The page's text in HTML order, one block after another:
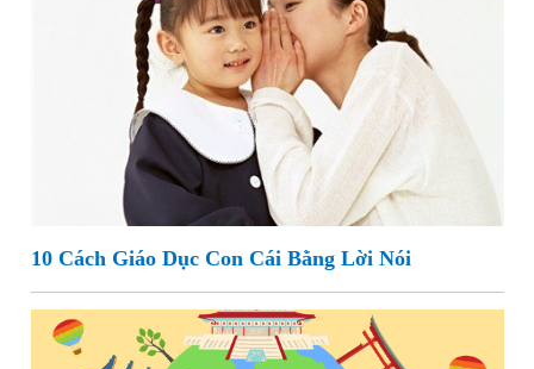
10 Cách Giáo Dục Con Cái Bằng Lời Nói